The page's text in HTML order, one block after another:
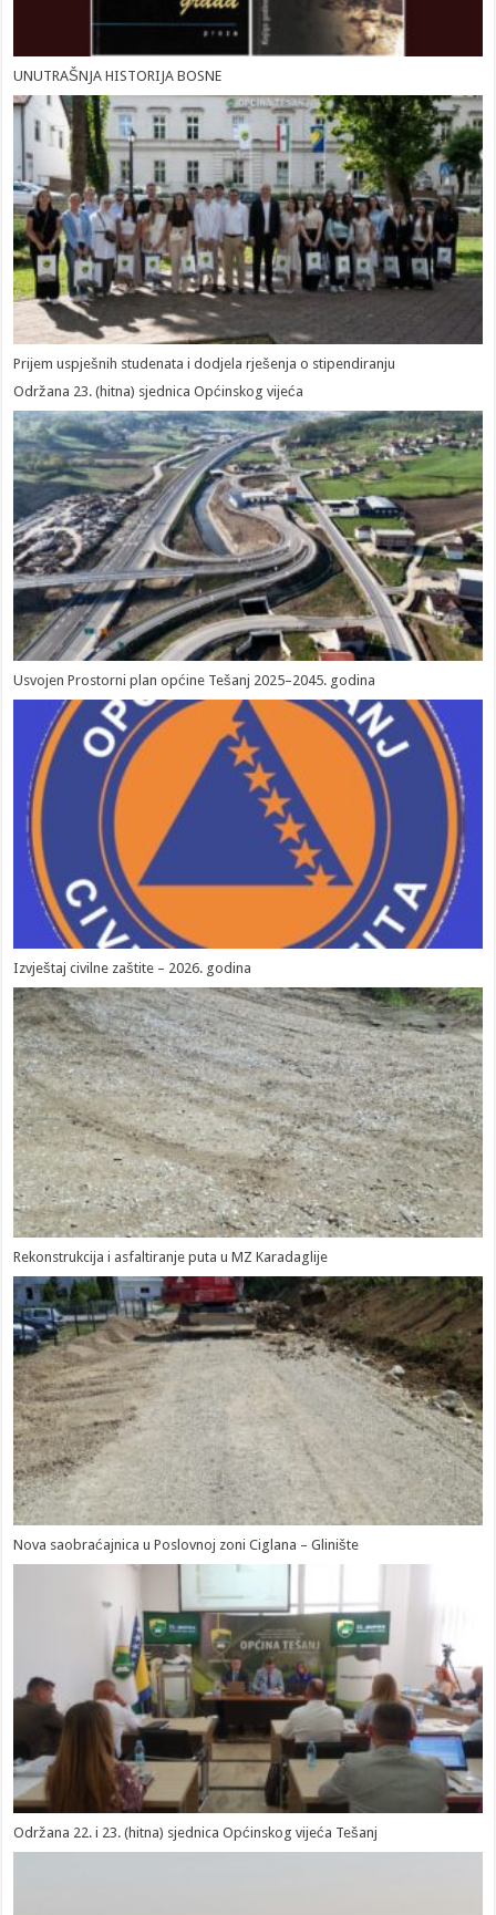
UNUTRAŠNJA HISTORIJA BOSNE
Prijem uspješnih studenata i dodjela rješenja o stipendiranju
Održana 23. (hitna) sjednica Općinskog vijeća
Usvojen Prostorni plan općine Tešanj 2025–2045. godina
Izvještaj civilne zaštite – 2026. godina
Rekonstrukcija i asfaltiranje puta u MZ Karadaglije
Nova saobraćajnica u Poslovnoj zoni Ciglana – Glinište
Održana 22. i 23. (hitna) sjednica Općinskog vijeća Tešanj